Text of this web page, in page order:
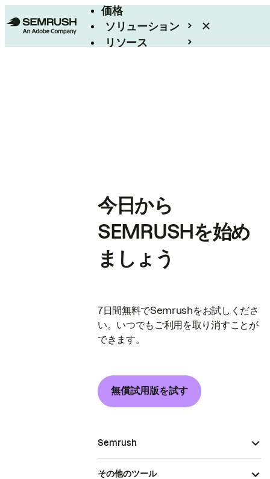
価格
ソリューション
リソース
今日から
SEMRUSHを始め
ましょう
7日間無料でSemrushをお試しくださ
い。いつでもご利用を取り消すことが
できます。
無償試用版を試す
Semrush
その他のツール